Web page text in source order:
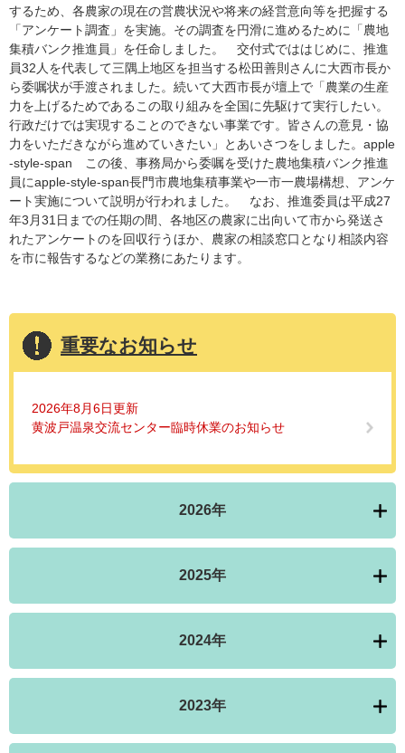
するため、各農家の現在の営農状況や将来の経営意向等を把握する
「アンケート調査」を実施。その調査を円滑に進めるために「農地
集積バンク推進員」を任命しました。 交付式でははじめに、推進
員32人を代表して三隅上地区を担当する松田善則さんに大西市長か
ら委嘱状が手渡されました。続いて大西市長が壇上で「農業の生産
力を上げるためであるこの取り組みを全国に先駆けて実行したい。
行政だけでは実現することのできない事業です。皆さんの意見・協
力をいただきながら進めていきたい」とあいさつをしました。apple
-style-span この後、事務局から委嘱を受けた農地集積バンク推進
員にapple-style-span長門市農地集積事業や一市一農場構想、アンケ
ート実施について説明が行われました。 なお、推進委員は平成27
年3月31日までの任期の間、各地区の農家に出向いて市から発送さ
れたアンケートのを回収行うほか、農家の相談窓口となり相談内容
を市に報告するなどの業務にあたります。
重要なお知らせ
2026年8月6日更新
黄波戸温泉交流センター臨時休業のお知らせ
2026年
2025年
2024年
2023年